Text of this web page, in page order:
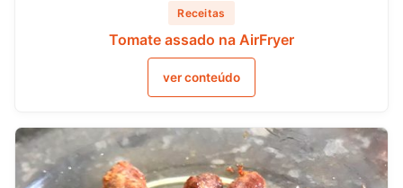
Receitas
Tomate assado na AirFryer
ver conteúdo